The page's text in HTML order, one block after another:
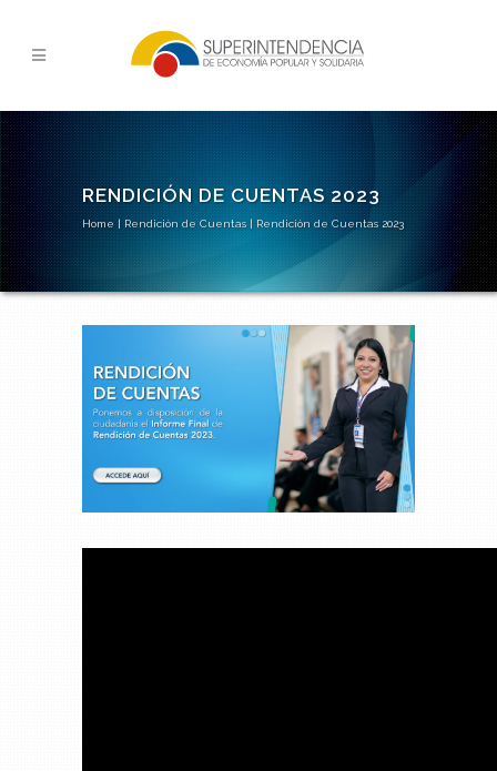
RENDICIÓN DE CUENTAS 2023
Home | Rendición de Cuentas | Rendición de Cuentas 2023